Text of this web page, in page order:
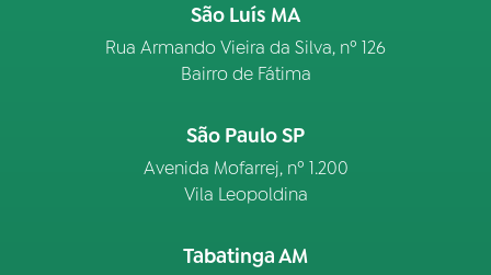
São Luís MA
Rua Armando Vieira da Silva, nº 126
Bairro de Fátima
São Paulo SP
Avenida Mofarrej, nº 1.200
Vila Leopoldina
Tabatinga AM